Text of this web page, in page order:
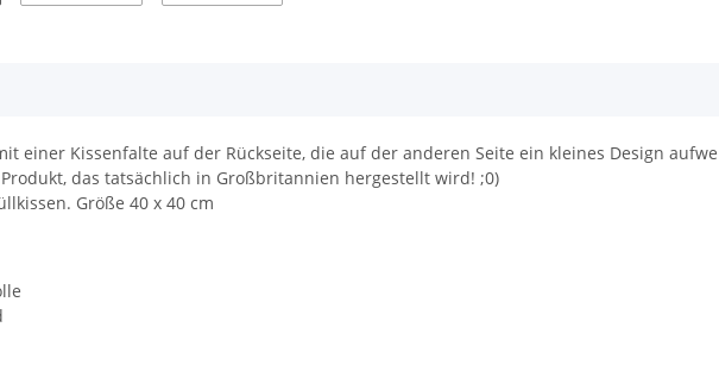
einer Kissenfalte auf der Rückseite, die auf der anderen Seite ein kleines Design
das tatsächlich in Großbritannien hergestellt wird! ;0)
Größe 40 x 40 cm